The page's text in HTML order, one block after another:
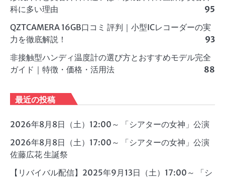
科に多い理由
95
QZTCAMERA 16GB口コミ 評判｜小型ICレコーダーの実
力を徹底解説！
93
非接触型ハンディ温度計の選び方とおすすめモデル完全
ガイド｜特徴・価格・活用法
88
最近の投稿
2026年8月8日（土）12:00～ 「シアターの女神」公演
2026年8月8日（土）17:00～ 「シアターの女神」公演
佐藤広花 生誕祭
【リバイバル配信】2025年9月13日（土）17:00～ 「シ